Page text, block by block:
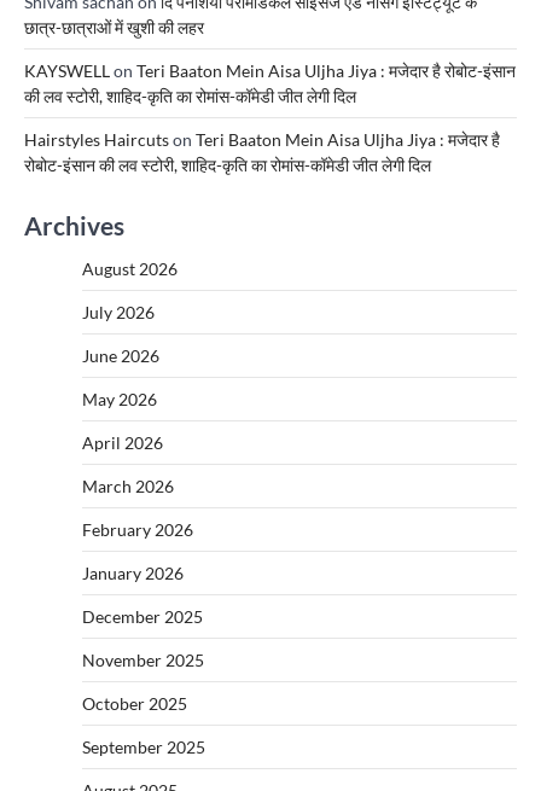
छात्र-छात्राओं में खुशी की लहर
KAYSWELLon Teri Baaton Mein Aisa Uljha Jiya : मजेदार है रोबोट-इंसान
की लव स्टोरी, शाहिद-कृति का रोमांस-कॉमेडी जीत लेगी दिल
Hairstyles Haircutson Teri Baaton Mein Aisa Uljha Jiya : मजेदार है
रोबोट-इंसान की लव स्टोरी, शाहिद-कृति का रोमांस-कॉमेडी जीत लेगी दिल
Archives
August 2026
July 2026
June 2026
May 2026
April 2026
March 2026
February 2026
January 2026
December 2025
November 2025
October 2025
September 2025